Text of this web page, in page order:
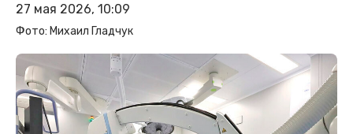
27 мая 2026, 10:09
Фото: Михаил Гладчук